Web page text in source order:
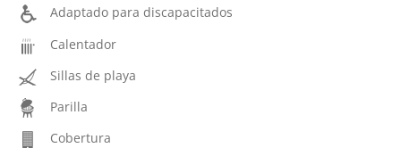
Adaptado para discapacitados
Calentador
Sillas de playa
Parilla
Cobertura